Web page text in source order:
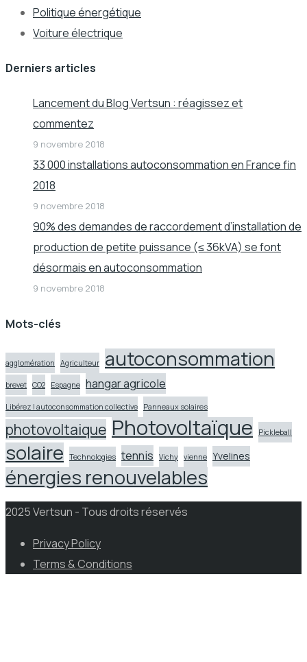
Politique énergétique
Voiture électrique
Derniers articles
Lancement du Blog Vertsun : réagissez et
commentez
9 novembre 2018
33 000 installations autoconsommation en France fin
2018
9 novembre 2018
90% des demandes de raccordement d’installation de
production de petite puissance (≤ 36kVA) se font
désormais en autoconsommation
9 novembre 2018
Mots-clés
agglomération Agriculteur autoconsommation
brevet CO2 Espagne hangar agricole
Libérez l autoconsommation collective Panneaux solaires
photovoltaique Photovoltaïque Pickleball
solaire Technologies tennis Vichy vienne Yvelines
énergies renouvelables
2025 Vertsun - Tous droits réservés
Privacy Policy
Terms & Conditions